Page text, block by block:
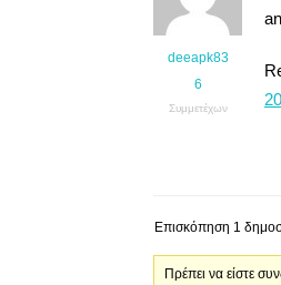
deeapk83
6
Συμμετέχων
Επισκόπηση 1
Πρέπει να είστε